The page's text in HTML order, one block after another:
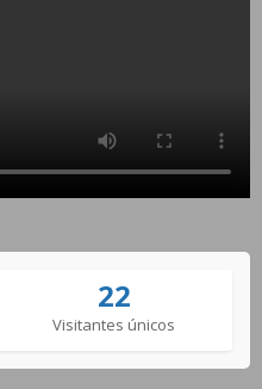
22
Visitantes únicos